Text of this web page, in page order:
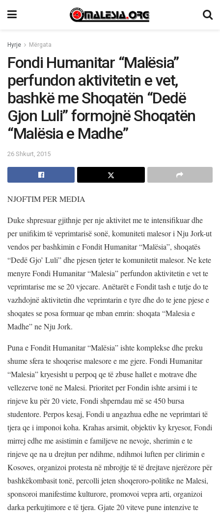
Hyrje Mërgata
Fondi Humanitar “Malësia”
perfundon aktivitetin e vet,
bashkë me Shoqatën “Dedë
Gjon Luli” formojnë Shoqatën
“Malësia e Madhe”
26 Shkurt, 2015
NJOFTIM PER MEDIA
Duke shpresuar gjithnje per nje aktivitet me te intensifikuar dhe
per unifikim të veprimtarisë sonë, komuniteti malesor i Nju Jork-ut
vendos per bashkimin e Fondit Humanitar “Malësia”, shoqatës
“Dedë Gjo’ Luli” dhe pjesen tjeter te komunitetit malesor. Ne kete
menyre Fondi Humanitar “Malesia” perfundon aktivitetin e vet te
veprimtarise me se 20 vjecare. Anëtarët e Fondit tash e tutje do te
vazhdojnë aktivitetin dhe veprimtarin e tyre dhe do te jene pjese e
shoqates se posa formuar qe mban emrin: shoqata “Malesia e
Madhe” ne Nju Jork.
Puna e Fondit Humanitar “Malësia” ishte komplekse dhe preku
shume sfera te shoqerise malesore e me gjere. Fondi Humanitar
“Malesia” kryesisht u perpoq qe të zbuse hallet e motrave dhe
vellezerve tonë ne Malesi. Prioritet per Fondin ishte arsimi i te
rinjeve ku për 20 viete, Fondi shperndau më se 450 bursa
studentore. Perpos kesaj, Fondi u angazhua edhe ne veprimtari të
tjera qe i imponoi koha. Krahas arsimit, objektiv ky kryesor, Fondi
mirrej edhe me asistimin e familjeve ne nevoje, sherimin e te
rinjeve qe na u drejtun per ndihme, ndihmoi luften per clirimin e
Kosoves, organizoi protesta në mbrojtje të të drejtave njerëzore për
bashkëkombasit tonë, percolli jeten shoqeroro-politike ne Malesi,
sponsoroi manifestime kulturore, promovoi vepra arti, organizoi
darka perkujtimore e të tjera. Gjate 20 viteve pune intenzive te